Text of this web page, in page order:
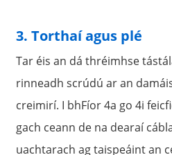
3. Torthaí agus plé
Tar éis an dá thréimhse
rinneadh scrúdú ar an
creimirí. I bhFíor 4a go 4i
gach ceann de na dearaí
uachtarach ag taispeáint an